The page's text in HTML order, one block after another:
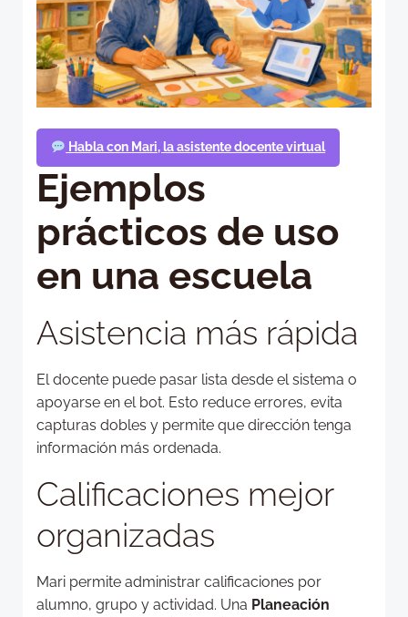
Habla con Mari, la asistente docente virtual
Ejemplos
prácticos de uso
en una escuela
Asistencia más rápida
El docente puede pasar lista desde el sistema o
apoyarse en el bot. Esto reduce errores, evita
capturas dobles y permite que dirección tenga
información más ordenada.
Calificaciones mejor
organizadas
Mari permite administrar calificaciones por
alumno, grupo y actividad. Una Planeación